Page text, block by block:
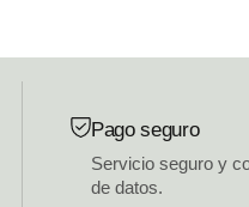
Pago seguro
Servicio seguro y
de datos.